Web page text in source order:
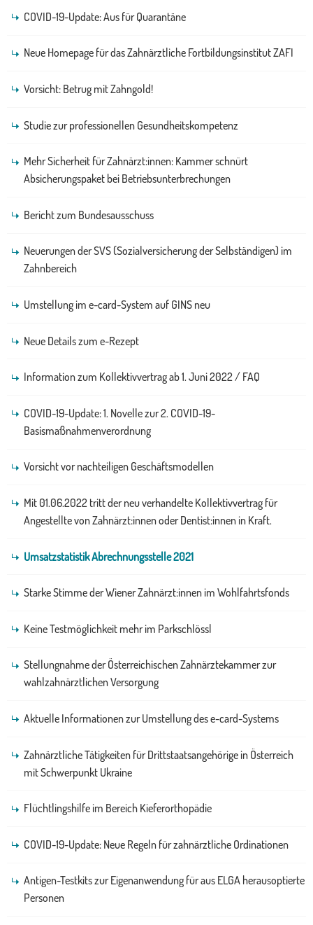
COVID-19-Update: Aus für Quarantäne
Neue Homepage für das Zahnärztliche Fortbildungsinstitut ZAFI
Vorsicht: Betrug mit Zahngold!
Studie zur professionellen Gesundheitskompetenz
Mehr Sicherheit für Zahnärzt:innen: Kammer schnürt
Absicherungspaket bei Betriebsunterbrechungen
Bericht zum Bundesausschuss
Neuerungen der SVS (Sozialversicherung der Selbständigen) im
Zahnbereich
Umstellung im e-card-System auf GINS neu
Neue Details zum e-Rezept
Information zum Kollektivvertrag ab 1. Juni 2022 / FAQ
COVID-19-Update: 1. Novelle zur 2. COVID-19-
Basismaßnahmenverordnung
Vorsicht vor nachteiligen Geschäftsmodellen
Mit 01.06.2022 tritt der neu verhandelte Kollektivvertrag für
Angestellte von Zahnärzt:innen oder Dentist:innen in Kraft.
Umsatzstatistik Abrechnungsstelle 2021
Starke Stimme der Wiener Zahnärzt:innen im Wohlfahrtsfonds
Keine Testmöglichkeit mehr im Parkschlössl
Stellungnahme der Österreichischen Zahnärztekammer zur
wahlzahnärztlichen Versorgung
Aktuelle Informationen zur Umstellung des e-card-Systems
Zahnärztliche Tätigkeiten für Drittstaatsangehörige in Österreich
mit Schwerpunkt Ukraine
Flüchtlingshilfe im Bereich Kieferorthopädie
COVID-19-Update: Neue Regeln für zahnärztliche Ordinationen
Antigen-Testkits zur Eigenanwendung für aus ELGA herausoptierte
Personen